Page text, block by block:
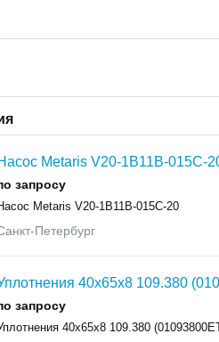
Metaris V20-1B11B-015C-
запросу
Metaris V20-1B11B-015C-20
Петербург
40x65x8 109.380
запросу
40x65x8 109.380